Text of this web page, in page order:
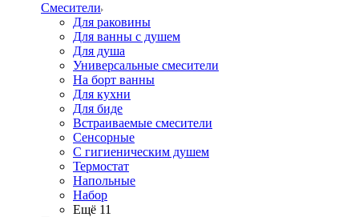
Смесители
Для раковины
Для ванны с душем
Для душа
Универсальные смесители
На борт ванны
Для кухни
Для биде
Встраиваемые смесители
Сенсорные
С гигиеническим душем
Термостат
Напольные
Набор
Ещё 11